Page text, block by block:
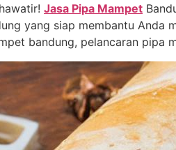
Jasa Pipa Mampet
yang siap membantu Anda
bandung, pelancaran pipa